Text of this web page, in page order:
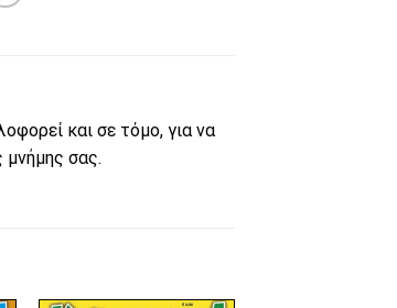
και σε τόμο, για να
μνήμης σας.